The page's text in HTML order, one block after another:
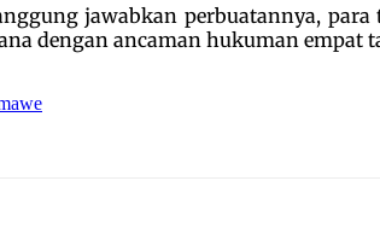
jawabkan perbuatannya,
dengan ancaman hukuman empat